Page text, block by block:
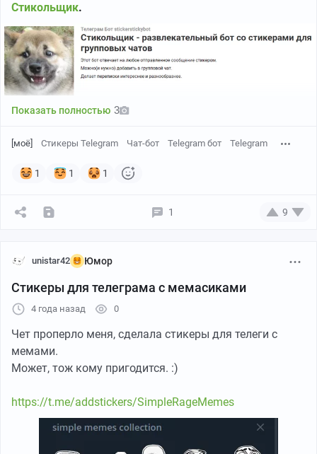
На этот раз рисунок для инстаграмма девушки,
другие приятности для купания.
Стикольщик.
Показать полностью 3
[моё] Стикеры Telegram Чат-бот Telegram бот Telegram
1 1 1
1 9
unistar42 Юмор
Стикеры для телеграма с мемасиками
4 года назад 0
Чет проперло меня, сделала стикеры для телеги с
мемами.
Может, тож кому пригодится. :)
https://t.me/addstickers/SimpleRageMemes